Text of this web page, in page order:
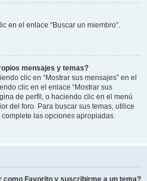
en el enlace “Buscar un miembro”.
mensajes y temas?
clic en “Mostrar sus mensajes” en el
clic en el enlace “Mostrar sus
de perfil, o haciendo clic en el menú
del foro. Para buscar sus temas, utilice
las opciones apropiadas.
como Favorito y suscribirme a un tema?